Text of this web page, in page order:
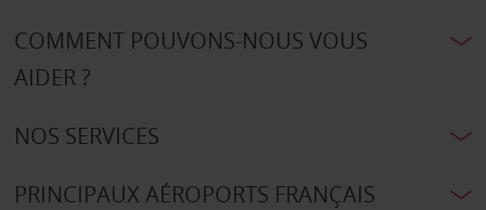
COMMENT POUVONS-NOUS VOUS
AIDER ?
NOS SERVICES
PRINCIPAUX AÉROPORTS FRANÇAIS